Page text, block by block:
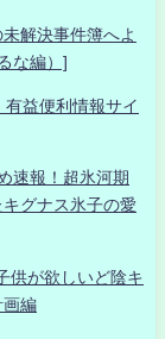
解決事件簿へよ
な編）]
益便利情報サイ
速報！超氷河期
グナス氷子の愛
供が欲しいど陰キ
画編